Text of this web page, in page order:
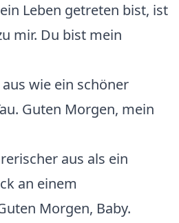
Leben getreten bist, ist
mir. Du bist mein
wie ein schöner
Guten Morgen, mein
aus als ein
an einem
Morgen, Baby.